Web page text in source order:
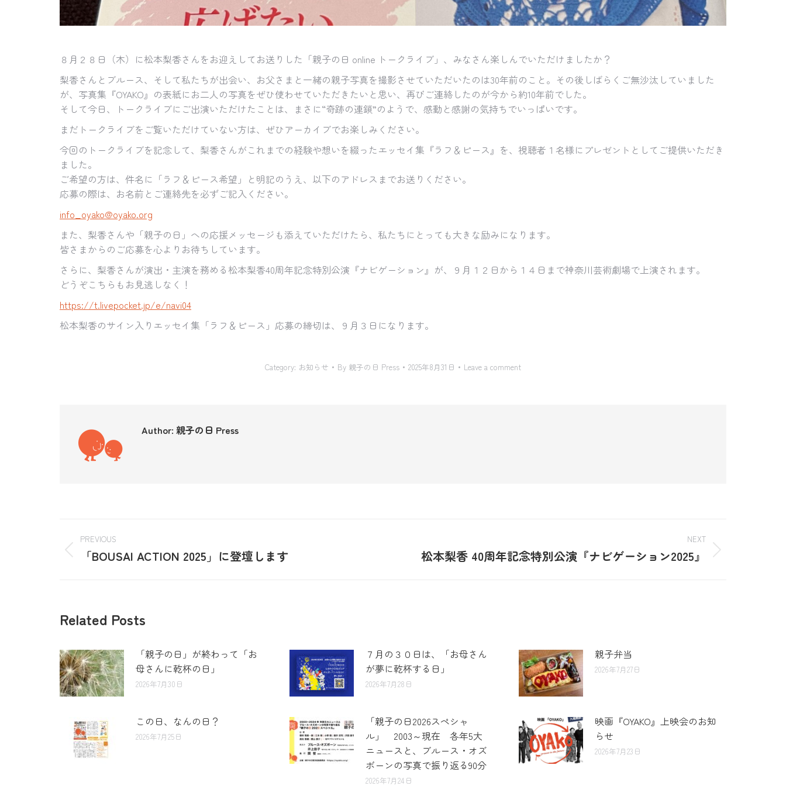
８月２８日（木）に松本梨香さんをお迎えしてお送りした「親子の日 online トークライブ」、みなさん楽しんでいただけましたか？
梨香さんとブルース、そして私たちが出会い、 お父さまと一緒の親子写真を撮影させていただいたのは30年前の こと。その後しばらくご無沙汰していました
が、写真集『OYAKO』 の表紙にお二人の写真をぜひ使わせていただきたいと思い、 再びご連絡したのが今から約10年前でした。
そして今日、トークライブにご出演いただけたことは、まさに“奇跡の連鎖”のようで、感動と感謝の気持ちでいっぱいです。
まだトークライブをご覧いただけていない方は、 ぜひアーカイブでお楽しみください。
今回のトークライブを記念して、 梨香さんがこれまでの経験や想いを綴ったエッセイ集『ラフ＆ ピース』を、 視聴者１名様にプレゼントとしてご提供いただき
ました。
ご希望の方は、件名に「ラフ＆ピース希望」と明記のうえ、 以下のアドレスまでお送りください。
応募の際は、お名前とご連絡先を必ずご記入ください。
info_oyako@oyako.org
また、梨香さんや「親子の日」 への応援メッセージも添えていただけたら、 私たちにとっても大きな励みになります。
皆さまからのご応募を心よりお待ちしています。
さらに、梨香さんが演出・ 主演を務める松本梨香40周年記念特別公演『ナビゲーション』 が、９月１２日から１４日まで神奈川芸術劇場で上演されます。
どうぞこちらもお見逃しなく！
https://t.livepocket.jp/e/navi04
松本梨香のサイン入りエッセイ集「ラフ＆ピース」応募の締切は、９月３日になります。
Category: お知らせ By 親子の日 Press 2025年8月31日 Leave a comment
Author: 親子の日 Press
PREVIOUS
「BOUSAI ACTION 2025」に登壇します
NEXT
松本梨香 40周年記念特別公演『ナビゲーション2025』
Related Posts
「親子の日」が終わって「お
母さんに乾杯の日」
2026年7月30日
７月の３０日は、「お母さん
が夢に乾杯する日」
2026年7月28日
親子弁当
2026年7月27日
この日、なんの日？
2026年7月25日
「親子の日2026スペシャ
ル」 2003～現在 各年5大
ニュースと、ブルース・オズ
ボーンの写真で振り返る90分
2026年7月24日
映画『OYAKO』上映会のお知
らせ
2026年7月23日